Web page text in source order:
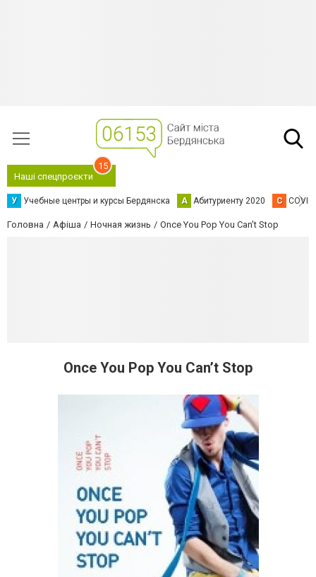
Наші спецпроєкти
15
У Учебные центры и курсы Бердянска А Абитуриенту 2020 C
Головна Афіша Ночная жизнь Once You Pop You Can’t Stop
Once You Pop You Can’t Stop